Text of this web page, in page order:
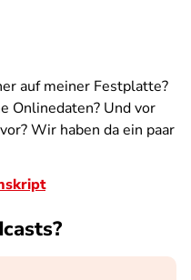
auf meiner Festplatte?
Onlinedaten? Und vor
Wir haben da ein paar